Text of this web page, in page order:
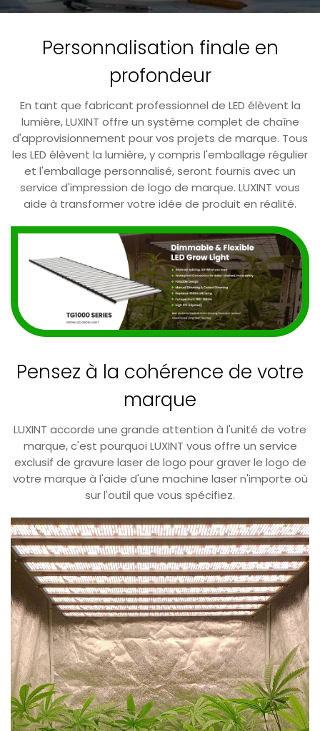
Personnalisation finale en
profondeur
En tant que fabricant professionnel de LED élèvent la
lumière, LUXINT offre un système complet de chaîne
d'approvisionnement pour vos projets de marque. Tous
les LED élèvent la lumière, y compris l'emballage régulier
et l'emballage personnalisé, seront fournis avec un
service d'impression de logo de marque. LUXINT vous
aide à transformer votre idée de produit en réalité.
Pensez à la cohérence de votre
marque
LUXINT accorde une grande attention à l'unité de votre
marque, c'est pourquoi LUXINT vous offre un service
exclusif de gravure laser de logo pour graver le logo de
votre marque à l'aide d'une machine laser n'importe où
sur l'outil que vous spécifiez.